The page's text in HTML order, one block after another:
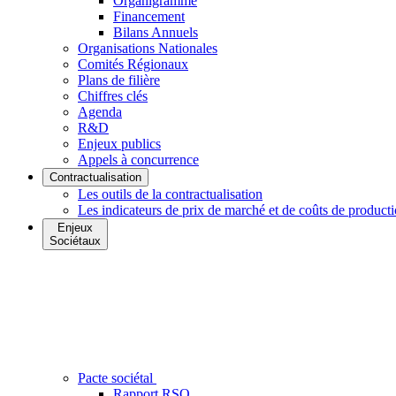
Financement
Bilans Annuels
Organisations Nationales
Comités Régionaux
Plans de filière
Chiffres clés
Agenda
R&D
Enjeux publics
Appels à concurrence
Contractualisation
Les outils de la contractualisation
Les indicateurs de prix de marché et de coûts de
Enjeux
Sociétaux
Pacte sociétal